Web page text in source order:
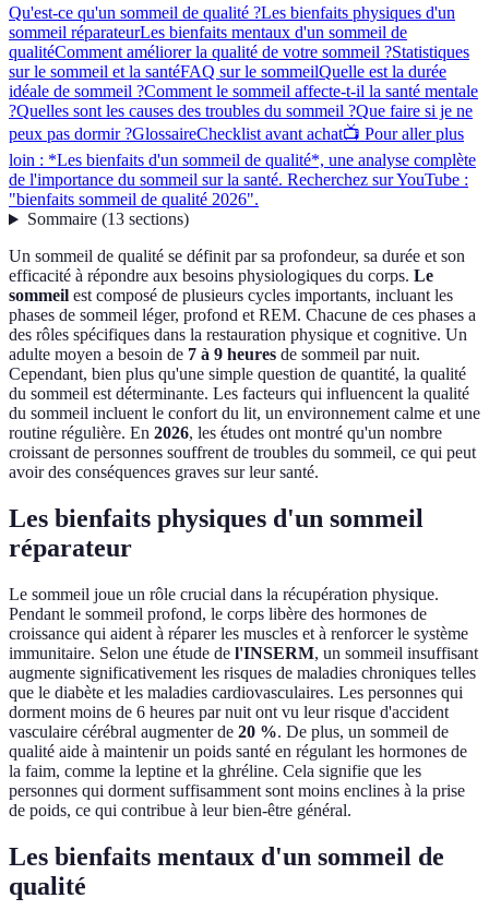
Qu'est-ce qu'un sommeil de qualité ?Les bienfaits physiques d'un
sommeil réparateurLes bienfaits mentaux d'un sommeil de
qualitéComment améliorer la qualité de votre sommeil ?Statistiques
sur le sommeil et la santéFAQ sur le sommeilQuelle est la durée
idéale de sommeil ?Comment le sommeil affecte-t-il la santé mentale
?Quelles sont les causes des troubles du sommeil ?Que faire si je ne
peux pas dormir ?GlossaireChecklist avant achat📺 Pour aller plus
loin : *Les bienfaits d'un sommeil de qualité*, une analyse complète
de l'importance du sommeil sur la santé. Recherchez sur YouTube :
"bienfaits sommeil de qualité 2026".
Sommaire(13 sections)
Un sommeil de qualité se définit par sa profondeur, sa durée et son
efficacité à répondre aux besoins physiologiques du corps. Le
sommeil est composé de plusieurs cycles importants, incluant les
phases de sommeil léger, profond et REM. Chacune de ces phases a
des rôles spécifiques dans la restauration physique et cognitive. Un
adulte moyen a besoin de 7 à 9 heures de sommeil par nuit.
Cependant, bien plus qu'une simple question de quantité, la qualité
du sommeil est déterminante. Les facteurs qui influencent la qualité
du sommeil incluent le confort du lit, un environnement calme et une
routine régulière. En 2026, les études ont montré qu'un nombre
croissant de personnes souffrent de troubles du sommeil, ce qui peut
avoir des conséquences graves sur leur santé.
Les bienfaits physiques d'un sommeil
réparateur
Le sommeil joue un rôle crucial dans la récupération physique.
Pendant le sommeil profond, le corps libère des hormones de
croissance qui aident à réparer les muscles et à renforcer le système
immunitaire. Selon une étude de l'INSERM, un sommeil insuffisant
augmente significativement les risques de maladies chroniques telles
que le diabète et les maladies cardiovasculaires. Les personnes qui
dorment moins de 6 heures par nuit ont vu leur risque d'accident
vasculaire cérébral augmenter de 20 %. De plus, un sommeil de
qualité aide à maintenir un poids santé en régulant les hormones de
la faim, comme la leptine et la ghréline. Cela signifie que les
personnes qui dorment suffisamment sont moins enclines à la prise
de poids, ce qui contribue à leur bien-être général.
Les bienfaits mentaux d'un sommeil de
qualité